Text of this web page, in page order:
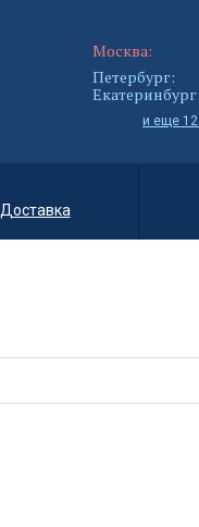
Москва:
Петербург:
Екатеринбург:
и еще 12
Доставка